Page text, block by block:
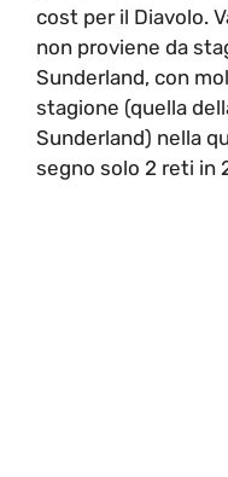
cost per il Diavolo.
non proviene da
Sunderland, con
stagione (quella
Sunderland) nella
segno solo 2 reti in